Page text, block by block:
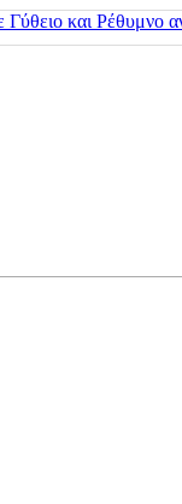
και Ρέθυμνο